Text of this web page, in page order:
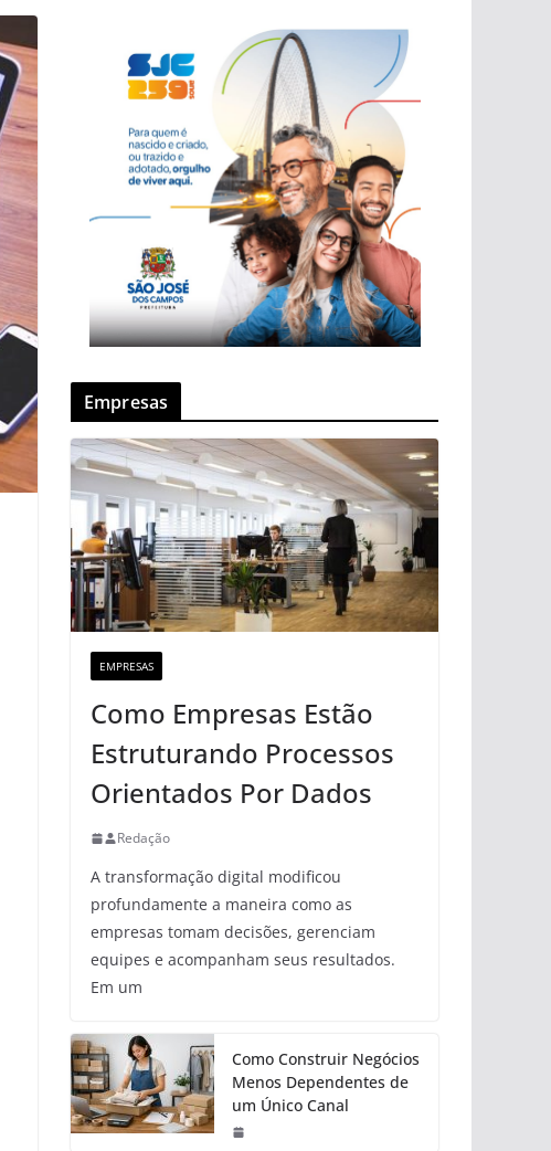
Empresas
EMPRESAS
Como Empresas Estão
Estruturando Processos
Orientados Por Dados
Redação
A transformação digital modificou
profundamente a maneira como as
empresas tomam decisões, gerenciam
equipes e acompanham seus resultados.
Em um
Como Construir Negócios
Menos Dependentes de
um Único Canal